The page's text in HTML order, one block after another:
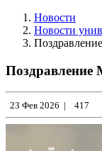
Новости
Новости
Поздравление
23 Фев 2026 | 417